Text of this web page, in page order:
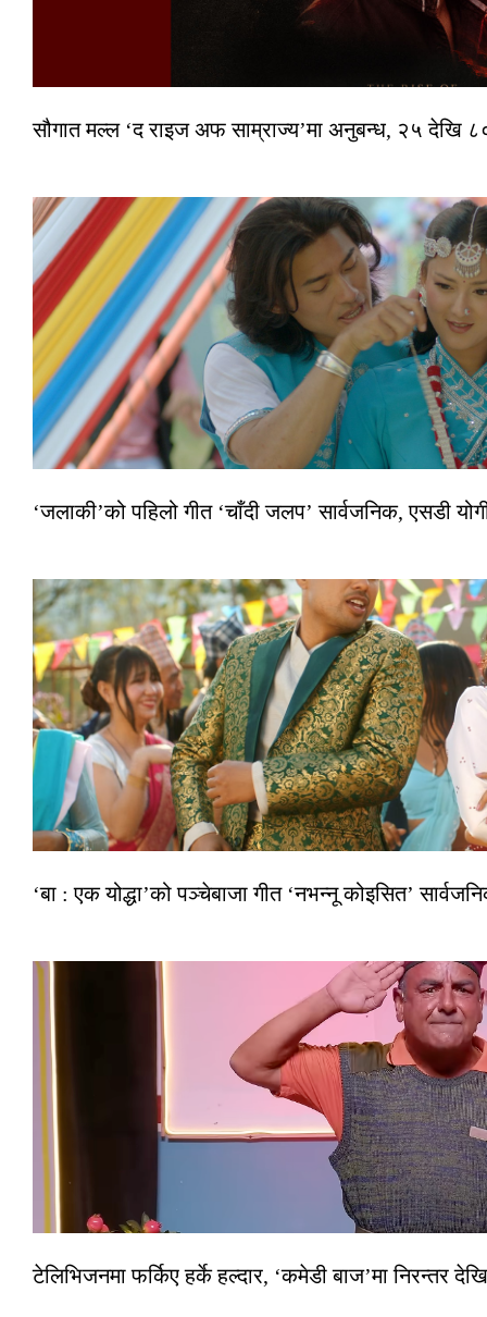
सौगात मल्ल ‘द राइज अफ साम्राज्य’मा अनुबन्ध, २५ देखि
‘जलाकी’को पहिलो गीत ‘चाँदी जलप’ सार्वजनिक, एसडी
‘बा : एक योद्धा’को पञ्चेबाजा गीत ‘नभन्नू कोइसित’
टेलिभिजनमा फर्किए हर्के हल्दार, ‘कमेडी बाज’मा निरन्तर